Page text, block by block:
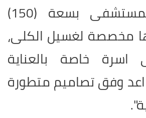
وتابع أن "المستشفى بسعة (150)
منها مخصصة لغسيل الكلى،
اسرة خاصة بالعناية
اعد وفق تصاميم متطورة